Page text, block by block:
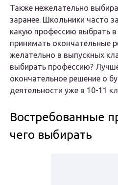
Также нежелательно
заранее. Школьники часто
какую профессию выбрать
принимать окончательные
желательно в выпускных
выбирать профессию?
окончательное решение о
деятельности уже в 10-11
Востребованные
чего выбирать